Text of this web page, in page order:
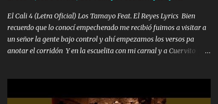
serás mi niño, del amor que yo te tengo es co...
El Cali 4 (Letra Oficial) Los Tamayo Feat. El Reyes Lyrics Bien
recuerdo que lo conocí empecherado me recibió fuimos a visitar a
un señor la gente bajo control y ahí empezamos los versos pa
anotar el corridón Y en la escuelita con mi carnal y a Cuervito
camisa es color Verde y peleam0s la Bandera por todita a la ciudad